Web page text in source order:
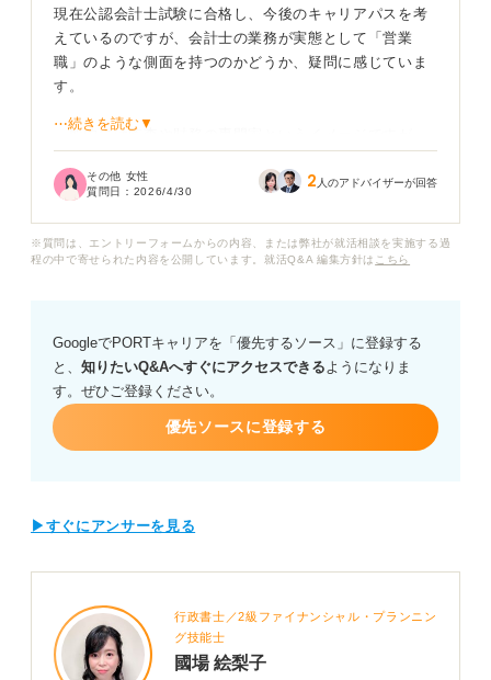
現在公認会計士試験に合格し、今後のキャリアパスを考
えているのですが、会計士の業務が実態として「営業
職」のような側面を持つのかどうか、疑問に感じていま
す。
一般的には監査や財務の専門家というイメージですが、
ント獲得などの営業ノルマが課せられるという話を聞き
またコンサルティング会社や事業会社に転職した場合、
「数字を扱う専門家」として職人的に働きたいと考えて
いるのですが、やはりキャリアを積む以上は営業的な立
ち回りを避けることはできないのでしょうか？
会計士の役職ごとの営業要素の強さや、営業力を求めら
⋯続きを読む▼
その他 女性
質問日： 2026/4/30 2 人のアドバイザーが回答
※質問は、エントリーフォームからの内容、または弊社が就活相談を実施する過
程の中で寄せられた内容を公開しています。就活Q&A 編集方針は こちら
GoogleでPORTキャリアを「優先するソース」に登録する
と、 知りたいQ&Aへすぐにアクセスできるようになりま
す。ぜひご登録ください。
優先ソースに登録する
▶すぐにアンサーを見る
行政書士／2級ファイナンシャル・プランニン
グ技能士
國場 絵梨子